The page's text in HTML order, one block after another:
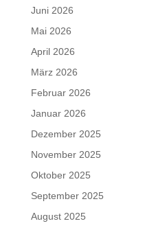
Juni 2026
Mai 2026
April 2026
März 2026
Februar 2026
Januar 2026
Dezember 2025
November 2025
Oktober 2025
September 2025
August 2025